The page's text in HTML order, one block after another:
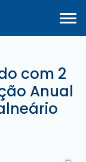
com 2
Anual